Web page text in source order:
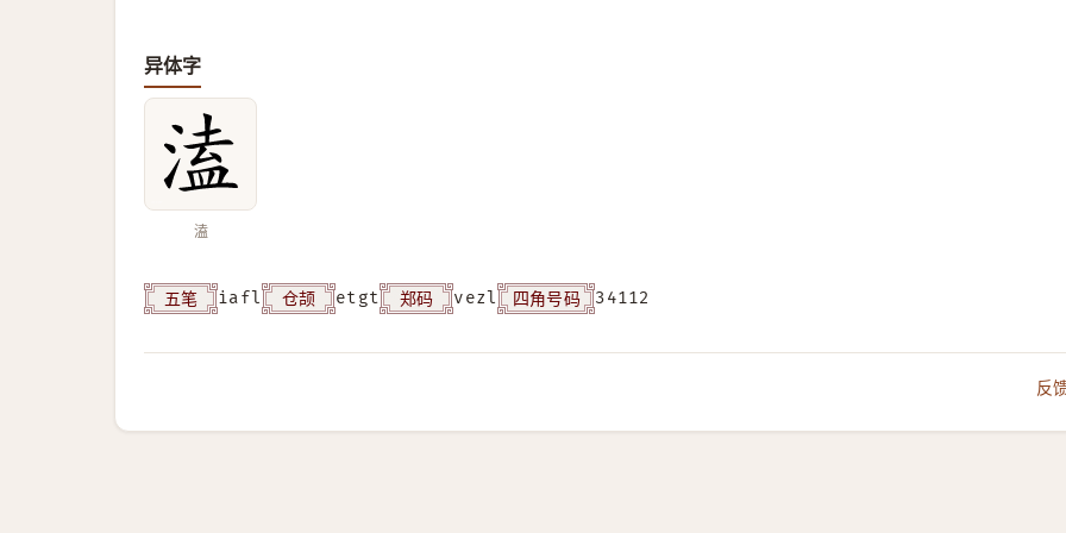
异体字
溘
五笔 iafl 仓颉 etgt 郑码 vezl 四角号码 34112
反